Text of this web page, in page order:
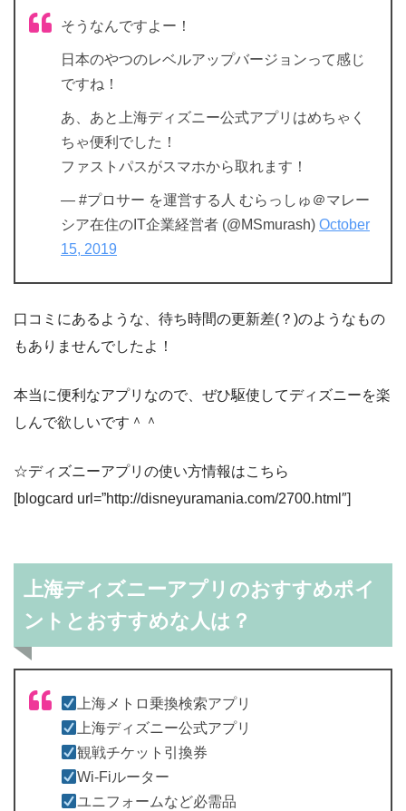
そうなんですよー！
日本のやつのレベルアップバージョンって感じ
ですね！
あ、あと上海ディズニー公式アプリはめちゃく
ちゃ便利でした！
ファストパスがスマホから取れます！
— #プロサー を運営する人 むらっしゅ＠マレー
シア在住のIT企業経営者 (@MSmurash) October
15, 2019
口コミにあるような、待ち時間の更新差(？)のようなもの
もありませんでしたよ！
本当に便利なアプリなので、ぜひ駆使してディズニーを楽
しんで欲しいです＾＾
☆ディズニーアプリの使い方情報はこちら
[blogcard url=”http://disneyuramania.com/2700.html″]
上海ディズニーアプリのおすすめポイ
ントとおすすめな人は？
上海メトロ乗換検索アプリ
上海ディズニー公式アプリ
観戦チケット引換券
Wi-Fiルーター
ユニフォームなど必需品